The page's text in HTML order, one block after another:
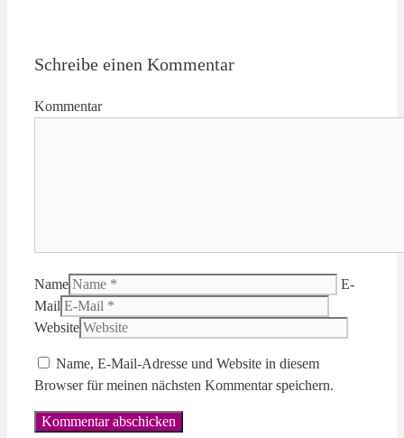
Schreibe einen Kommentar
Kommentar
Name
E-
Mail
Website
Name, E-Mail-Adresse und Website in diesem
Browser für meinen nächsten Kommentar speichern.